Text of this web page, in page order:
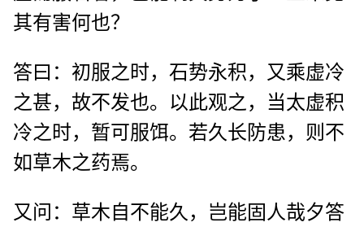
其有害何也？
答曰：初服之时，石势永积，又乘虚冷
之甚，故不发也。以此观之，当太虚积
冷之时，暂可服饵。若久长防患，则不
如草木之药焉。
又问：草木自不能久，岂能固人哉夕答